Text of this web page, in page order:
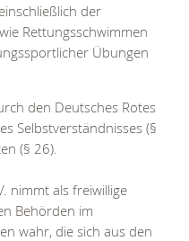
der
Rettungsschwimmen
Übungen
den Deutsches Rotes
Selbstverständnisses (§
(§ 26).
nimmt als freiwillige
Behörden im
wahr, die sich aus den